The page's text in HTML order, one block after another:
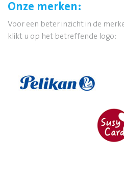
Onze merken:
Voor een beter inzicht in de
klikt u op het betreffende logo: